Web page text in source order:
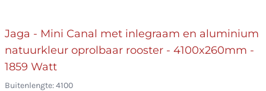
Jaga - Mini Canal met inlegraam en aluminium
natuurkleur oprolbaar rooster - 4100x260mm -
1859 Watt
Buitenlengte: 4100